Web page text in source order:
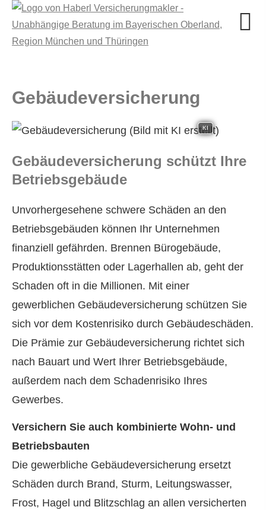
Ge­bäude­ver­si­che­rung
KI
Ge­bäude­ver­si­che­rung schützt Ihre
Betriebsgebäude
Unvorhergesehene schwere Schäden an den
Betriebsgebäuden können Ihr Unternehmen
finanziell gefährden. Brennen Bürogebäude,
Produktionsstätten oder Lagerhallen ab, geht der
Schaden oft in die Millionen. Mit einer
gewerblichen Ge­bäude­ver­si­che­rung schützen Sie
sich vor dem Kostenrisiko durch Gebäudeschäden.
Die Prämie zur Ge­bäude­ver­si­che­rung richtet sich
nach Bauart und Wert Ihrer Betriebsgebäude,
außerdem nach dem Schadenrisiko Ihres
Gewerbes.
Versichern Sie auch kombinierte Wohn- und
Betriebsbauten
Die gewerbliche Ge­bäude­ver­si­che­rung ersetzt
Schäden durch Brand, Sturm, Leitungswasser,
Frost, Hagel und Blitzschlag an allen versicherten